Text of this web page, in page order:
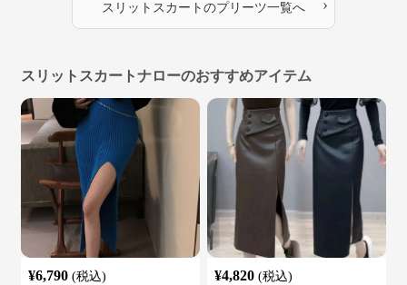
スリットスカート のプリーツ一覧へ ›
スリットスカートナローのおすすめアイテム
¥6,790 (税込) ¥4,820 (税込)